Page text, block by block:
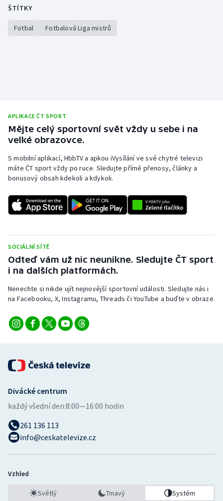
Short track
Vodní slalom
Volejbal
Ostatní
ŠTÍTKY
Fotbal Fotbalová Liga mistrů
APLIKACE ČT SPORT
Mějte celý sportovní svět vždy u sebe i na
velké obrazovce.
S mobilní aplikací, HbbTV a apkou iVysílání ve své chytré televizi
máte ČT sport vždy po ruce. Sledujte přímé přenosy, články a
bonusový obsah kdekoli a kdykoli.
SOCIÁLNÍ SÍTĚ
Odteď vám už nic neunikne. Sledujte ČT sport
i na dalších platformách.
Nenechte si nikde ujít nejnovější sportovní události. Sledujte nás i
na Facebooku, X, Instagramu, Threads či YouTube a buďte v obraze.
Divácké centrum
každý všední den:8:00—16:00 hodin
261 136 113
info@ceskatelevize.cz
Vzhled
Světlý Tmavý Systém